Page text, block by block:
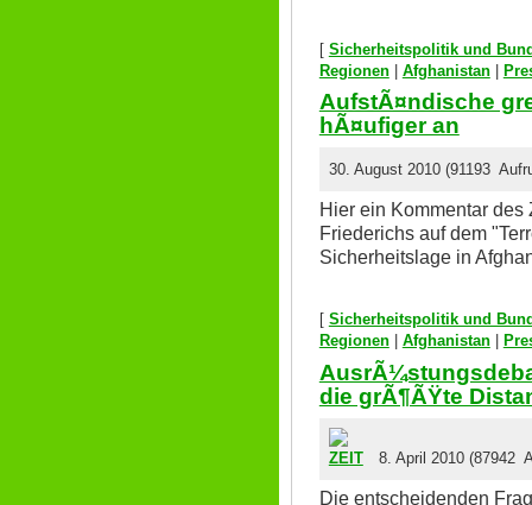
[ Sicherheitspolitik und
Regionen| Afghanistan|
AufstÃ¤ndische
hÃ¤ufiger an
30. August 2010 (91193
Hier ein Kommentar
Friederichs auf dem
Sicherheitslage in
[ Sicherheitspolitik und
Regionen| Afghanistan|
die grÃ¶ÃŸte
8. April 2010 (87942
Die entscheidenden